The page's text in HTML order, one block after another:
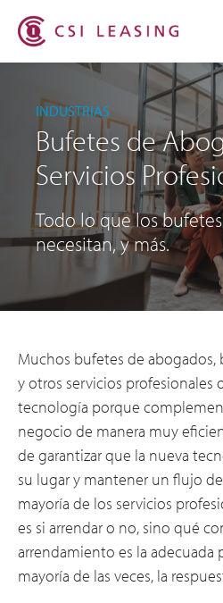
INDUSTRIAS
Bufetes de
Servicios
Todo lo que los
necesitan, y más.
Muchos bufetes de
y otros servicios profesionales
tecnología porque
negocio de manera muy
de garantizar que la nueva
su lugar y mantener un flujo
mayoría de los servicios
es si arrendar o no, sino qué
arrendamiento es la adecuada
mayoría de las veces, la